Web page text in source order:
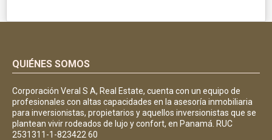
QUIÉNES SOMOS
Corporación Veral S A, Real Estate, cuenta con un equipo de
profesionales con altas capacidades en la asesoría inmobiliaria
para inversionistas, propietarios y aquellos inversionistas que se
plantean vivir rodeados de lujo y confort, en Panamá. RUC
2531311-1-823422 60